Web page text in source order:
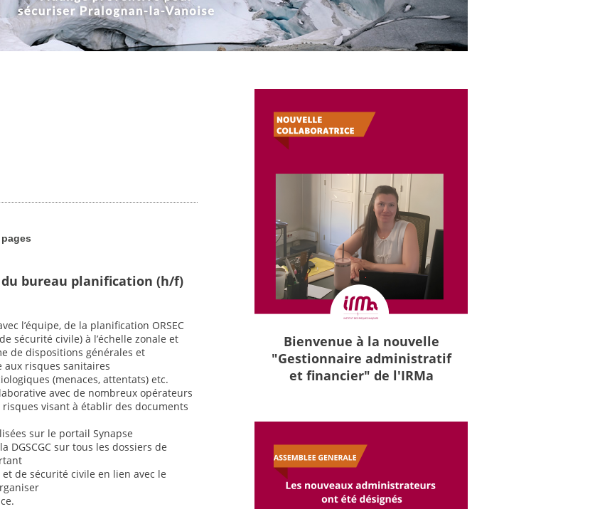
bureau planification (h/f)
l’équipe, de la planification ORSEC
sécurité civile) à l’échelle zonale et
de dispositions générales et
aux risques sanitaires
(menaces, attentats) etc.
avec de nombreux opérateurs
visant à établir des documents
sur le portail Synapse
DGSCGC sur tous les dossiers de
de sécurité civile en lien avec le
Bienvenue à la nouvelle
"Gestionnaire administratif
et financier" de l'IRMa